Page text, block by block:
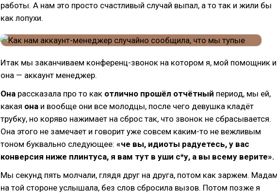
работы. А нам это просто счастливый случай выпал, а то так и жили бы
как лопухи.
Итак мы заканчиваем конференц-звонок на котором я, мой помощник и
она — аккаунт менеджер.
Она рассказала про то как отлично прошёл отчётный период, мы ей,
какая она и вообще они все молодцы, после чего девушка кладёт
трубку, но коряво нажимает на сброс так, что звонок не сбрасывается.
Она этого не замечает и говорит уже совсем каким-то не вежливым
тоном буквально следующее: «че вы, идиоты радуетесь, у вас
конверсия ниже плинтуса, я вам тут в уши с*у, а вы всему верите».
Мы секунд пять молчали, глядя друг на друга, потом как заржем.
на той стороне услышала, без слов сбросила вызов. Потом позже я